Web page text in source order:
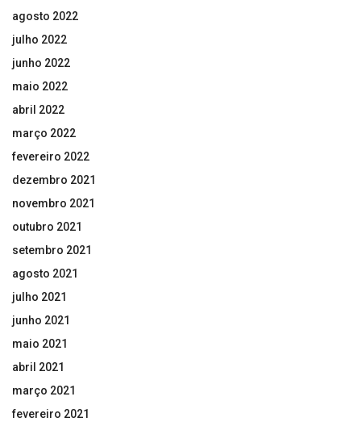
agosto 2022
julho 2022
junho 2022
maio 2022
abril 2022
março 2022
fevereiro 2022
dezembro 2021
novembro 2021
outubro 2021
setembro 2021
agosto 2021
julho 2021
junho 2021
maio 2021
abril 2021
março 2021
fevereiro 2021